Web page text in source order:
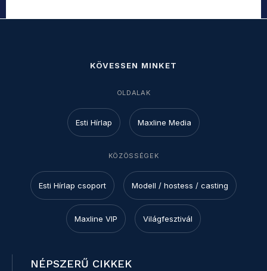
KÖVESSEN MINKET
OLDALAK
Esti Hírlap Maxline Media
KÖZÖSSÉGEK
Esti Hírlap csoport Modell / hostess / casting
Maxline VIP Világfesztivál
NÉPSZERŰ CIKKEK